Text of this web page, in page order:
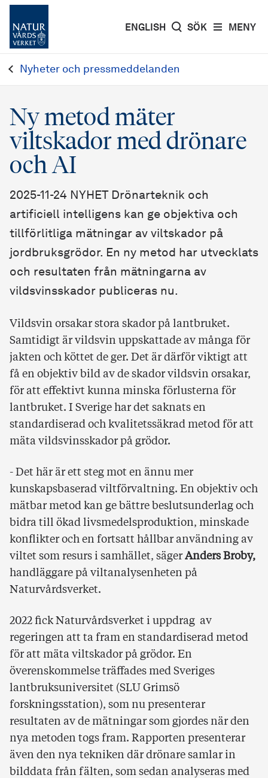
MENY
ENGLISH SÖK
Nyheter och pressmeddelanden
Ny metod mäter
viltskador med drönare
och AI
2025-11-24 NYHET Drönarteknik och
artificiell intelligens kan ge objektiva och
tillförlitliga mätningar av viltskador på
jordbruksgrödor. En ny metod har utvecklats
och resultaten från mätningarna av
vildsvinsskador publiceras nu.
Vildsvin orsakar stora skador på lantbruket.
Samtidigt är vildsvin uppskattade av många för
jakten och köttet de ger. Det är därför viktigt att
få en objektiv bild av de skador vildsvin orsakar,
för att effektivt kunna minska förlusterna för
lantbruket. I Sverige har det saknats en
standardiserad och kvalitetssäkrad metod för att
mäta vildsvinsskador på grödor.
- Det här är ett steg mot en ännu mer
kunskapsbaserad viltförvaltning. En objektiv och
mätbar metod kan ge bättre beslutsunderlag och
bidra till ökad livsmedelsproduktion, minskade
konflikter och en fortsatt hållbar användning av
viltet som resurs i samhället, sägerAnders Broby,
handläggare på viltanalysenheten på
Naturvårdsverket.
2022 fick Naturvårdsverket i uppdrag av
regeringen att ta fram en standardiserad metod
för att mäta viltskador på grödor. En
överenskommelse träffades med Sveriges
lantbruksuniversitet (SLU Grimsö
forskningsstation), som nu presenterar
resultaten av de mätningar som gjordes när den
nya metoden togs fram. Rapporten presenterar
även den nya tekniken där drönare samlar in
bilddata från fälten, som sedan analyseras med